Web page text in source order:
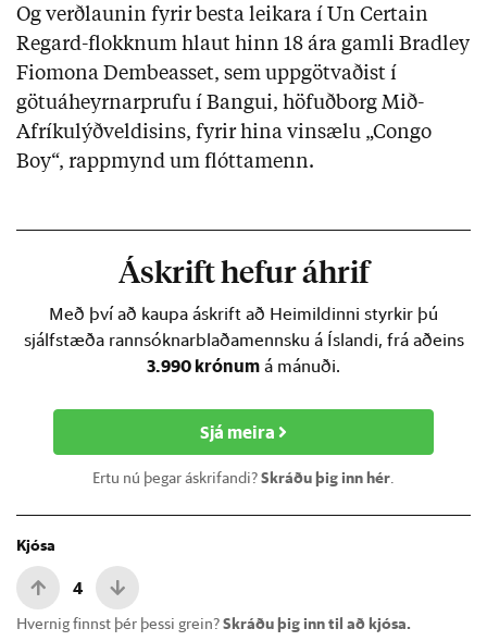
Og verðlaunin fyrir besta leikara í Un Certain
Regard-flokknum hlaut hinn 18 ára gamli Bradley
Fiomona Dembeasset, sem uppgötvaðist í
götuáheyrnarprufu í Bangui, höfuðborg Mið-
Afríkulýðveldisins, fyrir hina vinsælu „Congo
Boy“, rappmynd um flóttamenn.
Áskrift hefur áhrif
Með því að kaupa áskrift að Heimildinni styrkir þú
sjálfstæða rannsóknarblaðamennsku á Íslandi, frá aðeins
3.990 krónum á mánuði.
Sjá meira
Ertu nú þegar áskrifandi?Skráðu þig inn hér.
Kjósa
4
Hvernig finnst þér þessi grein?Skráðu þig inn til að kjósa.